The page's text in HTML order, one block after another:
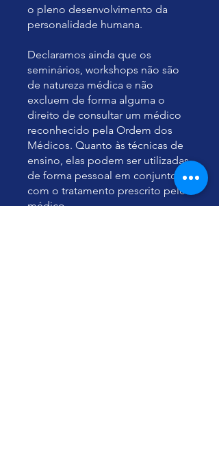
o pleno desenvolvimento da
personalidade humana.
Declaramos ainda que os
seminários, workshops não são
de natureza médica e não
excluem de forma alguma o
direito de consultar um médico
reconhecido pela Ordem dos
Médicos. Quanto às técnicas de
ensino, elas podem ser utilizadas
de forma pessoal em conjunto
com o tratamento prescrito pelo
médico.